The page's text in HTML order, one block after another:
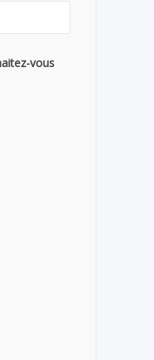
vous